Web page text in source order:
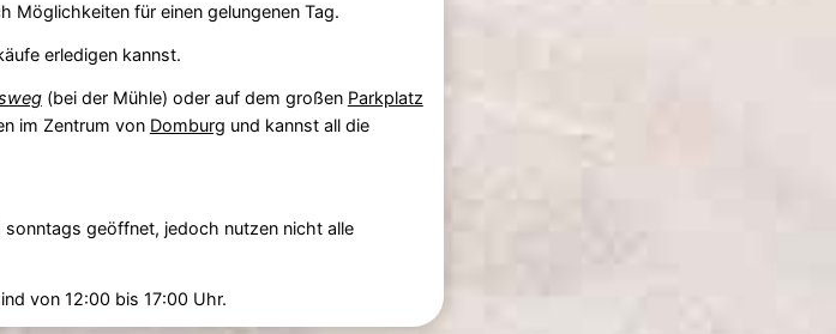
Möglichkeiten für einen gelungenen Tag.
erledigen kannst.
(bei der Mühle) oder auf dem großen Parkplatz
im Zentrum von Domburg und kannst all die
geöffnet, jedoch nutzen nicht alle
von 12:00 bis 17:00 Uhr.